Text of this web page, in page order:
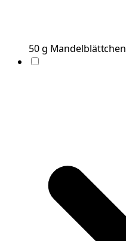
50g Mandelblättchen